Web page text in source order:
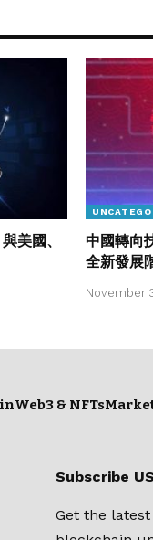
美國、
中國轉向
全新發展
November
Web3 & NFTs
Subscribe US
Get the